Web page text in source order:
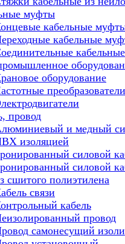
муфты
кабельные
кабельные
оборудование
преобразователи
провод
и медный
изоляцией
силовой
силовой
сшитого полиэтилена
связи
кабель
провод
самонесущий